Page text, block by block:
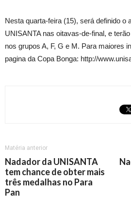
Nesta quarta-feira (15), será definido o
UNISANTA nas oitavas-de-final, e
nos grupos A, F, G e M. Para maiores
pagina da Copa Bonga: http://
Matéria anterior
Nadador da UNISANTA
tem chance de obter mais
três medalhas no Para
Pan